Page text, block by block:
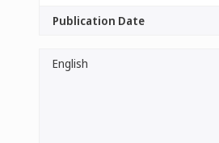
Publication Date
English